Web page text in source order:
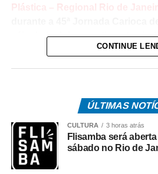
Plástica – Regional Rio de
cálculo inclui procedimentos
reconstrução da mama e o
aprovou 90.648 cirurgias
foram:
CONTINUE
ÚLTIMAS
CULTURA 3 horas atrás
Flisamba será
sábado no Rio de